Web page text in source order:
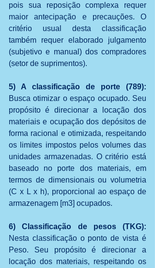
pois sua reposição complexa requer
maior antecipação e precauções. O
critério usual desta classificação
também requer elaborado julgamento
(subjetivo e manual) dos compradores
(setor de suprimentos).
5) A classificação de porte (789):
Busca otimizar o espaço ocupado. Seu
propósito é direcionar a locação dos
materiais e ocupação dos depósitos de
forma racional e otimizada, respeitando
os limites impostos pelos volumes das
unidades armazenadas. O critério está
baseado no porte dos materiais, em
termos de dimensionais ou volumetria
(C x L x h), proporcional ao espaço de
armazenagem [m3] ocupados.
6) Classificação de pesos (TKG):
Nesta classificação o ponto de vista é
Peso. Seu propósito é direcionar a
locação dos materiais, respeitando os